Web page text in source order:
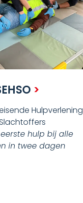
>
Hulpverlening
hulp bij alle
in twee dagen